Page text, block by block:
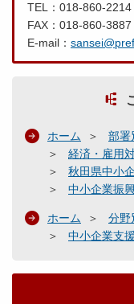
TEL：018-860-2214
FAX：018-860-3887
E-mail：
ホーム 部署
経済・雇用
秋田県中小
中小企業振
ホーム 分野
中小企業支援